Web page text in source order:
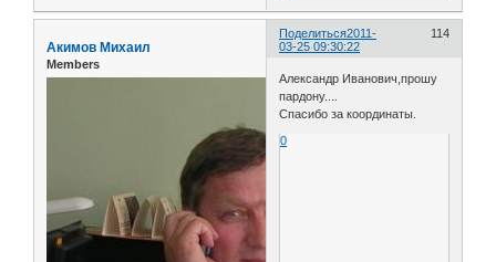
Поделиться 114
2011-
03-25 09:30:22
Акимов Михаил
Members
Александр Иванович,прошу
пардону....
Спасибо за координаты.
0